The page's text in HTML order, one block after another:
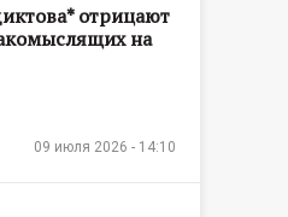
отрицают
на
09 июля 2026 - 14:10